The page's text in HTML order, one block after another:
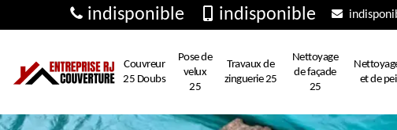
indisponible indisponible
Couvreur
25 Doubs
Pose de
velux
25
Travaux de
zinguerie 25
Nettoyage
de façade
25
et de